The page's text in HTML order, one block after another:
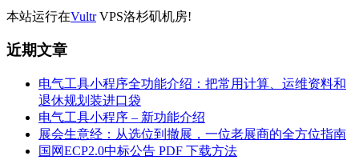
本站运行在VultrVPS洛杉矶机房!
近期文章
电气工具小程序全功能介绍：把常用计算、运维资料和
退休规划装进口袋
电气工具小程序 – 新功能介绍
展会生意经：从选位到撤展，一位老展商的全方位指南
国网ECP2.0中标公告 PDF 下载方法